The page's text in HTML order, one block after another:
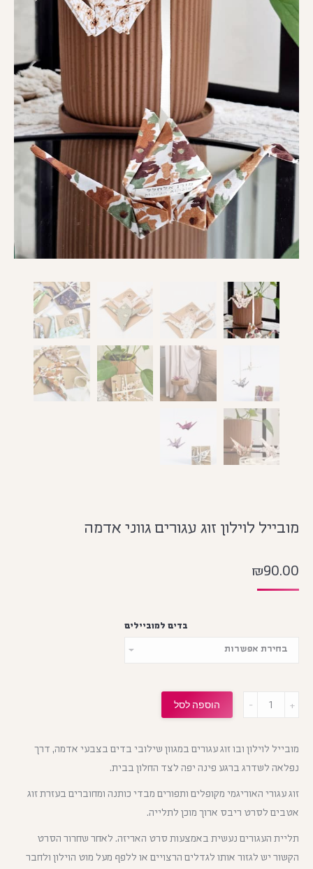
מובייל לוילון זוג עגורים גווני אדמה
₪90.00
מובייל לוילון ובו זוג עגורים במגוון שילובי בדים בצבעי אדמה, דרך
נפלאה לשדרג ברגע פינה יפה לצד החלון בבית.
זוג עגורי האוריגמי מקופלים ותפורים מבדי כותנה ומחוברים בעזרת זוג
אטבים לסרט ריבס ארוך מוכן לתלייה.
תליית העגורים נעשית באמצעות סרט האריזה. לאחר שחרור הסרט
הקשור יש לגזור אותו לגדלים הרצויים או ללפף מעל מוט הוילון ולחבר
בדים למוביילים
הוספה לסל